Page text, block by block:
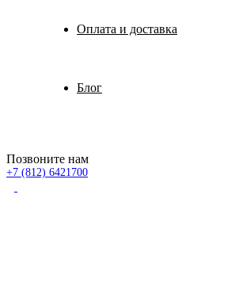
Оплата и доставка
Блог
Позвоните нам
+7 (812) 6421700